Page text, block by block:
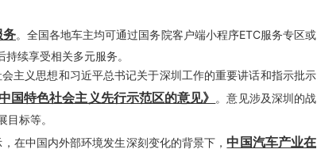
务。全国各地车主均可通过国务院客户端小程序ETC服务专区或
续享受相关多元服务。
主义思想和习近平总书记关于深圳工作的重要讲话和指示批示
国特色社会主义先行示范区的意见》 。意见涉及深圳的战
标等。
在中国内外部环境发生深刻变化的背景下， 中国汽车产业在